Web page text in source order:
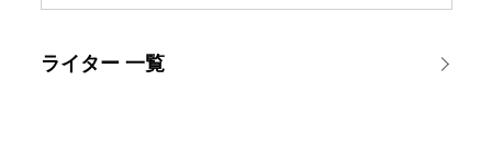
ライター 一覧